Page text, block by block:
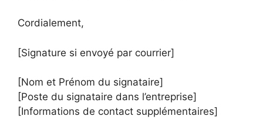
Cordialement,
[Signature si envoyé par courrier]
[Nom et Prénom du signataire]
[Poste du signataire dans l’entreprise]
[Informations de contact supplémentaires]